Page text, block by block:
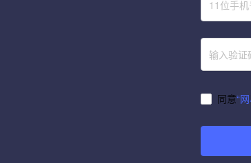
同意“